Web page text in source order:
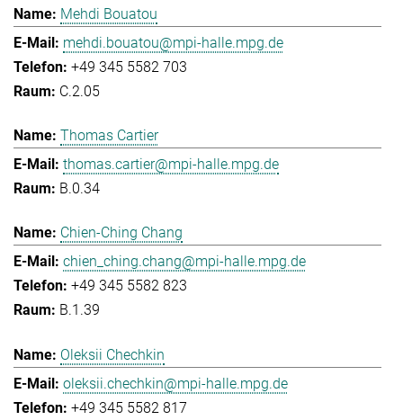
Mehdi Bouatou
mehdi.bouatou@mpi-halle.mpg.de
+49 345 5582 703
C.2.05
Thomas Cartier
thomas.cartier@mpi-halle.mpg.de
B.0.34
Chien-Ching Chang
chien_ching.chang@mpi-halle.mpg.de
+49 345 5582 823
B.1.39
Oleksii Chechkin
oleksii.chechkin@mpi-halle.mpg.de
+49 345 5582 817